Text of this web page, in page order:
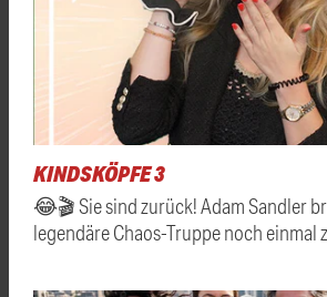
KINDSKÖPFE 3
😂🎬 Sie sind zurück! Adam Sandler
legendäre Chaos-Truppe noch einmal